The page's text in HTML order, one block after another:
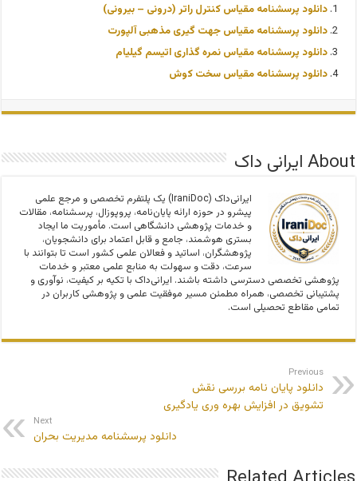
دانلود پرسشنامه مقیاس کنترل راتر (درونی – بیرونی)
دانلود پرسشنامه مقیاس جهت گیری مذهبی آلپورت
دانلود پرسشنامه مقیاس نمره گذاری اتیسم گیلیام
دانلود پرسشنامه مقیاس سخت کوش
About ایرانی داک
ایرانی‌داک (IraniDoc) یک پلتفرم تخصصی و مرجع علمی
پیشرو در حوزه ارائه پایان‌نامه، پروپوزال، پرسشنامه، مقالات
و خدمات پژوهشی دانشگاهی است. مأموریت ما ایجاد
بستری هوشمند، جامع و قابل اعتماد برای دانشجویان،
پژوهشگران، اساتید و فعالان علمی کشور است تا بتوانند با
سرعت، دقت و سهولت به منابع علمی معتبر و خدمات
پژوهشی تخصصی دسترسی داشته باشند. ایرانی‌داک با تکیه بر کیفیت، نوآوری و
پشتیبانی تخصصی، همراه مطمئن مسیر موفقیت علمی و پژوهشی کاربران در
تمامی مقاطع تحصیلی است.
Previous
دانلود پایان نامه بررسی نقش
تشویق در افزایش بهره وری یادگیری
Next
دانلود پرسشنامه مدیریت بحران